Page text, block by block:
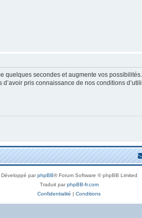
quelques secondes et augmente vos
pris connaissance de nos conditions
Développé parphpBB® Forum Software © phpBB Limited
Traduit parphpBB-fr.com
Confidentialité | Conditions